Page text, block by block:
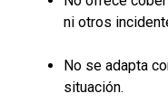
ni otros
No se adapta
situación.